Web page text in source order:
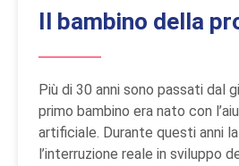
Il bambino della
Più di 30 anni sono passati dal
primo bambino era nato con
artificiale. Durante questi anni
l’interruzione reale in sviluppo